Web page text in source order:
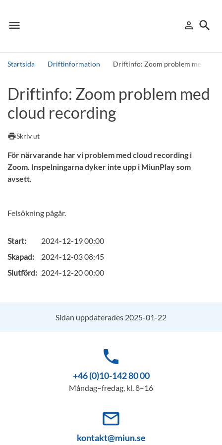
menu
Meny person_outline
Logga in
search
Sök
Startsida Driftinformation Driftinfo: Zoom problem med
Andra söktjänster
Detta är vår testmiljö - endast testdata
Driftinfo: Zoom problem med
cloud recording
printSkriv ut
För närvarande har vi problem med cloud recording i
Zoom. Inspelningarna dyker inte upp i MiunPlay som
avsett.
Felsökning pågår.
Start:
2024-12-19 00:00
Skapad:
2024-12-03 08:45
Slutförd: 2024-12-20 00:00
Sidan uppdaterades 2025-01-22
phone
+46 (0)10-142 80 00
Måndag–fredag, kl. 8–16
mail_outline
kontakt@miun.se